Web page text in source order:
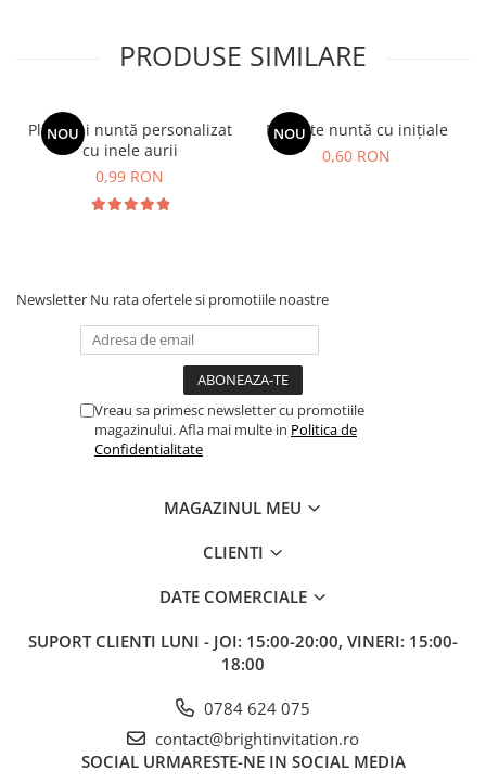
PRODUSE SIMILARE
NOU
Plic bani nuntă personalizat
cu inele aurii
0,99 RON
NOU
Etichete nuntă cu inițiale
0,60 RON
Newsletter Nu rata ofertele si promotiile noastre
Vreau sa primesc newsletter cu promotiile
magazinului. Afla mai multe in Politica de
Confidentialitate
MAGAZINUL MEU
CLIENTI
DATE COMERCIALE
SUPORT CLIENTI LUNI - JOI: 15:00-20:00, VINERI: 15:00-
18:00
0784 624 075
contact@brightinvitation.ro
SOCIAL URMARESTE-NE IN SOCIAL MEDIA